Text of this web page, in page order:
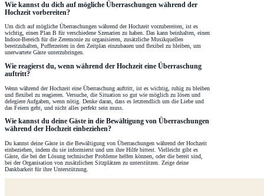
Wie kannst du dich auf mögliche Überraschungen während der
Hochzeit vorbereiten?
Um dich auf mögliche Überraschungen während der Hochzeit vorzubereiten, ist es
wichtig, einen Plan B für verschiedene Szenarien zu haben. Das kann beinhalten, einen
Indoor-Bereich für die Zeremonie zu organisieren, zusätzliche Musikquellen
bereitzuhalten, Pufferzeiten in den Zeitplan einzubauen und flexibel zu bleiben, um
unerwartete Gäste unterzubringen.
Wie reagierst du, wenn während der Hochzeit eine Überraschung
auftritt?
Wenn während der Hochzeit eine Überraschung auftritt, ist es wichtig, ruhig zu bleiben
und flexibel zu reagieren. Versuche, die Situation so gut wie möglich zu lösen und
delegiere Aufgaben, wenn nötig. Denke daran, dass es letztendlich um die Liebe und
das Feiern geht, und nicht alles perfekt sein muss.
Wie kannst du deine Gäste in die Bewältigung von Überraschungen
während der Hochzeit einbeziehen?
Du kannst deine Gäste in die Bewältigung von Überraschungen während der Hochzeit
einbeziehen, indem du sie informierst und um ihre Hilfe bittest. Vielleicht gibt es
Gäste, die bei der Lösung technischer Probleme helfen können, oder die bereit sind,
bei der Organisation von zusätzlichen Sitzplätzen zu unterstützen. Zeige deine
Dankbarkeit für ihre Unterstützung.